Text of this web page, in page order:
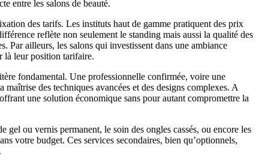
entre les salons de beauté.
des tarifs. Les instituts haut de gamme pratiquent des prix
reflète non seulement le standing mais aussi la qualité des
Par ailleurs, les salons qui investissent dans une ambiance
là leur position tarifaire.
fondamental. Une professionnelle confirmée, voire une
des techniques avancées et des designs complexes. A
une solution économique sans pour autant compromettre la
gel ou vernis permanent, le soin des ongles cassés, ou encore les
votre budget. Ces services secondaires, bien qu’optionnels,